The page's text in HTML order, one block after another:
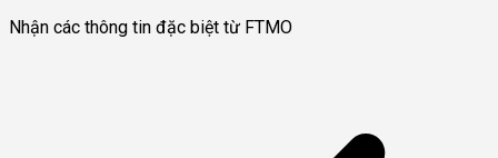
Nhận các thông tin đặc biệt từ FTMO